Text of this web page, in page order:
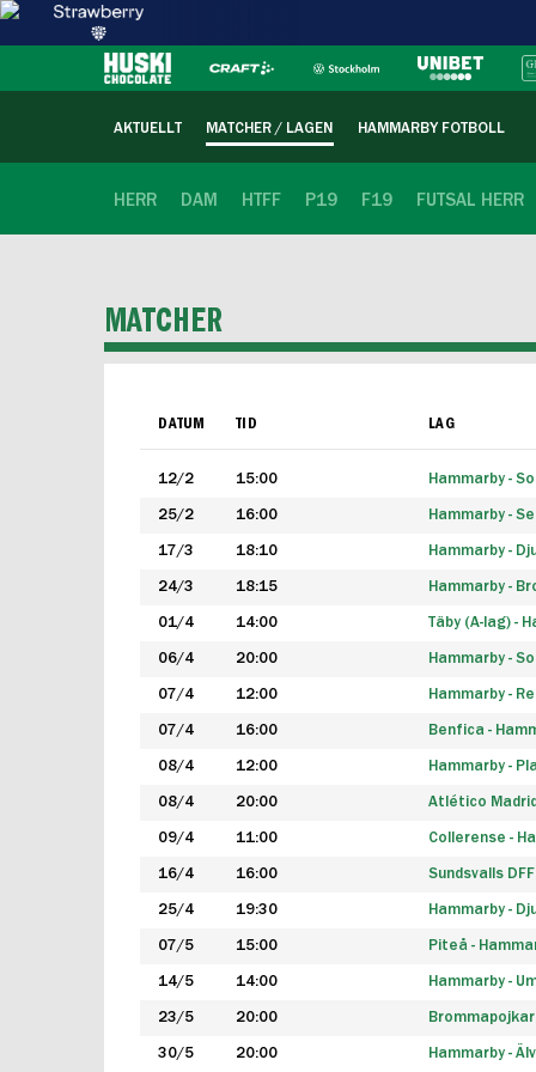
AKTUELLT MATCHER / LAGEN HAMMARBY FOTBOLL
HERR DAM HTFF P19 F19 FUTSAL HERR
MATCHER
DATUM TID LAG
12/2 15:00 Hammarby -
25/2 16:00 Hammarby -
17/3 18:10 Hammarby -
24/3 18:15 Hammarby -
01/4 14:00 Täby (A-lag) -
06/4 20:00 Hammarby -
07/4 12:00 Hammarby -
07/4 16:00 Benfica -
08/4 12:00 Hammarby -
08/4 20:00 Atlético
09/4 11:00 Collerense -
16/4 16:00 Sundsvalls
25/4 19:30 Hammarby -
07/5 15:00 Piteå -
14/5 14:00 Hammarby -
23/5 20:00
30/5 20:00 Hammarby -